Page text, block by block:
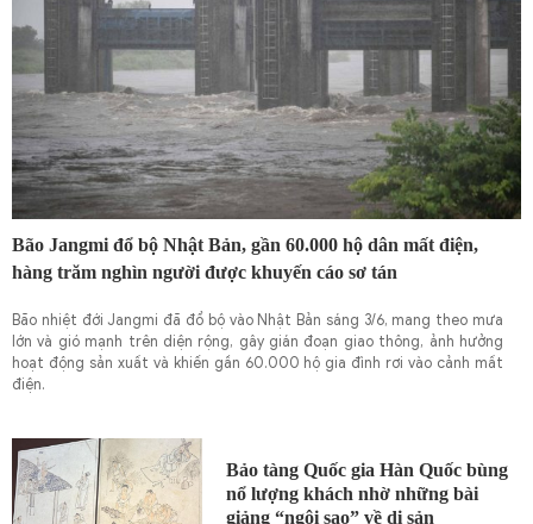
Bão Jangmi đổ bộ Nhật Bản, gần 60.000 hộ dân mất điện,
hàng trăm nghìn người được khuyến cáo sơ tán
Bão nhiệt đới Jangmi đã đổ bộ vào Nhật Bản sáng 3/6, mang theo mưa
lớn và gió mạnh trên diện rộng, gây gián đoạn giao thông, ảnh hưởng
hoạt động sản xuất và khiến gần 60.000 hộ gia đình rơi vào cảnh mất
điện.
Bảo tàng Quốc gia Hàn Quốc bùng
nổ lượng khách nhờ những bài
giảng “ngôi sao” về di sản